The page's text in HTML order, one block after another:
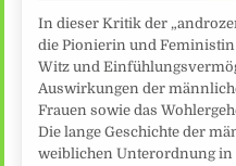
In dieser Kritik der
die Pionierin und
Witz und
Auswirkungen der
Frauen sowie das
Die lange Geschichte der
weiblichen Unterordnung in